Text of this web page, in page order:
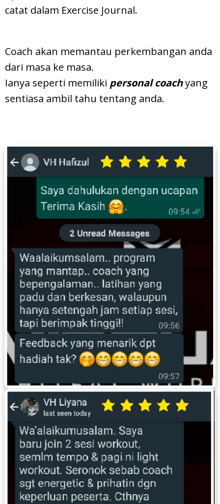
catat dalam Exercise Journal.
Coach akan memantau perkembangan anda
dari masa ke masa.
Ianya seperti memiliki personal coachyang
sentiasa ambil tahu tentang anda.